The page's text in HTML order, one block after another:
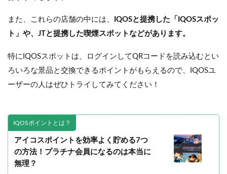
また、これらの店舗の中には、
IQOSと提携した「IQOSスポッ
ト」や、JTと提携した喫煙スポットなどがあります。
特にIQOSスポットは、ログインしてQRコードを読み込むとい
ろいろな景品と交換できるポイントがもらえるので、IQOSユ
ーザーの人はぜひトライしてみてください！
IQOSポイントとは？
アイコスポイントを効率よく貯める7つ
の方法！プラチナ会員になるのは本当に
無理？